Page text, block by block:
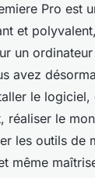
Pro est
et
un
avez
le logiciel,
réaliser le
les outils de
même